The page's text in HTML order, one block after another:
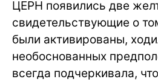
ЦЕРН появились две
свидетельствующие о
были активированы,
необоснованных
всегда подчеркивала,